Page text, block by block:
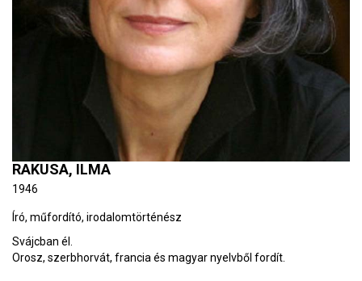
RAKUSA, ILMA
1946
Író, műfordító, irodalomtörténész
Svájcban él.
Orosz, szerbhorvát, francia és magyar nyelvből fordít.